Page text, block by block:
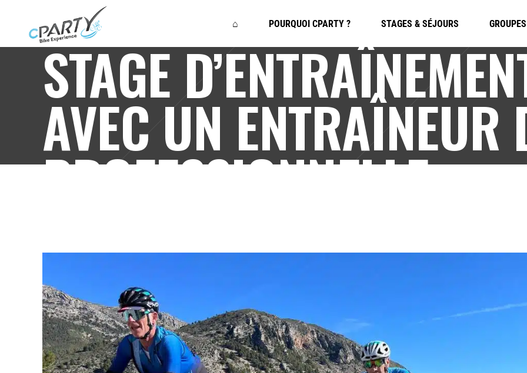
⌂ POURQUOI CPARTY ? STAGES & SÉJOURS
STAGE
AVEC UN ENTRAÎNEUR
PROFESSIONNELLE